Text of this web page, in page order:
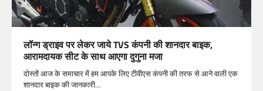
लॉन्ग ड्राइव पर लेकर जाये TVS कंपनी की शानदार बाइक,
आरामदायक सीट के साथ आएगा दुगुना मजा
दोस्तों आज के समाचार में हम आपके लिए टीवीएस कंपनी की तरफ से आने वाली एक
शानदार बाइक की जानकारी…